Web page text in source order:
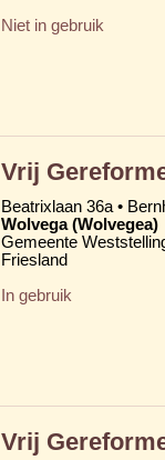
Niet in gebruik
Vrij
Beatrixlaan 36a •
Wolvega (Wolvegea)
Gemeente
Friesland
In gebruik
Vrij